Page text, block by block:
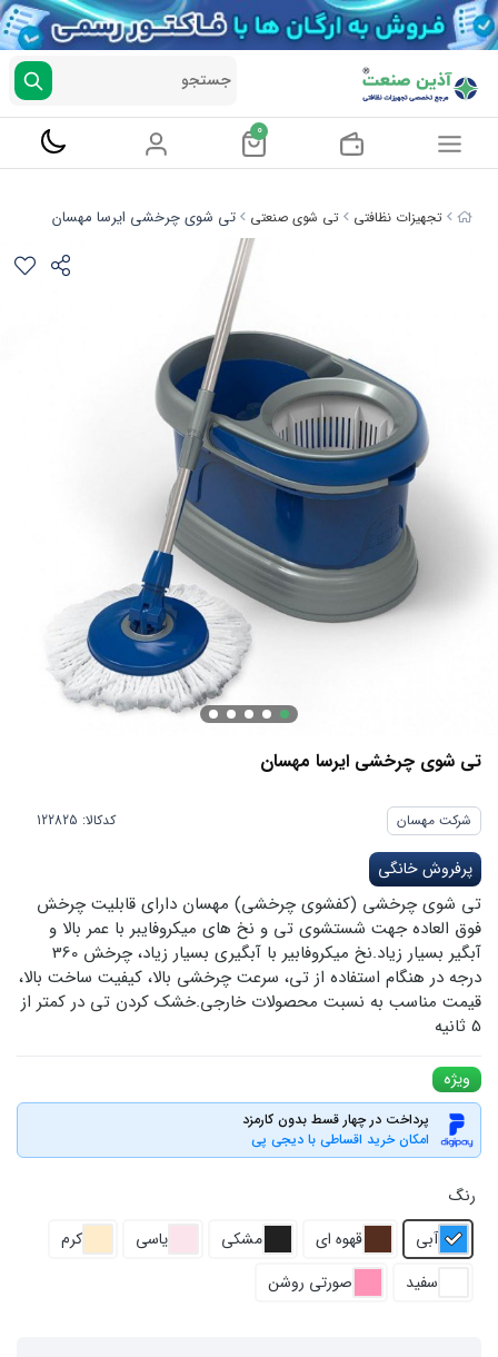
تجهیزات نظافتی تی شوی صنعتی تی شوی چرخشی ایرسا مهسان
شرکت مهسان کدکالا:
تی شوی چرخشی ایرسا مهسان
پرفروش خانگی
تی شوی چرخشی (کفشوی چرخشی) مهسان دارای قابلیت چرخش
فوق العاده جهت شستشوی تی و نخ های میکروفایبر با عمر بالا و
آبگیر بسیار زیاد.نخ میکروفابیر با آبگیری بسیار زیاد، چرخش 360
درجه در هنگام استفاده از تی، سرعت چرخشی بالا، کیفیت ساخت بالا،
قیمت مناسب به نسبت محصولات خارجی.خشک کردن تی در کمتر از
5 ثانیه
ویژه
پرداخت در چهار قسط بدون کارمزد
امکان خرید اقساطی با دیجی پی
رنگ
آبی
قهوه ای مشکی یاسی
کرم
سفید
صورتی روشن
جستجو
0